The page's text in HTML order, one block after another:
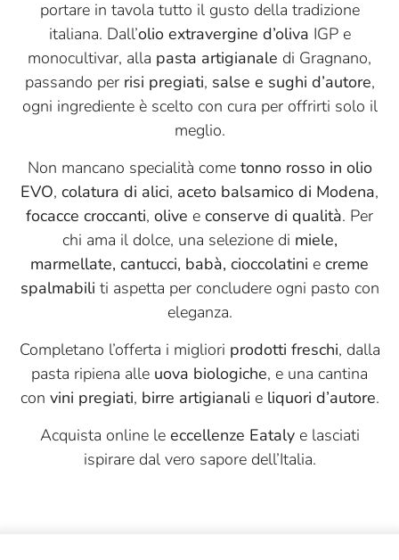
Pastificio Cardone
Perenzin Latteria
Planeta
Puglia Sapori
Quadro Carni
Quattro Portoni
Riolfi
S. Ilario
Sabadì
Salumificio Mannori
Salumificio Valverde
portare in tavola tutto il gusto della tradizione
italiana. Dall’olio extravergine d’oliva IGP e
monocultivar, alla pasta artigianale di Gragnano,
passando per risi pregiati, salse e sughi d’autore,
ogni ingrediente è scelto con cura per offrirti solo il
meglio.
Non mancano specialità come tonno rosso in olio
EVO, colatura di alici, aceto balsamico di Modena,
focacce croccanti, olive e conserve di qualità. Per
chi ama il dolce, una selezione di miele,
marmellate, cantucci, babà, cioccolatini e creme
spalmabili ti aspetta per concludere ogni pasto con
eleganza.
Completano l’offerta i migliori prodotti freschi, dalla
pasta ripiena alle uova biologiche, e una cantina
con vini pregiati, birre artigianali e liquori d’autore.
Acquista online le eccellenze Eatalye lasciati
ispirare dal vero sapore dell’Italia.